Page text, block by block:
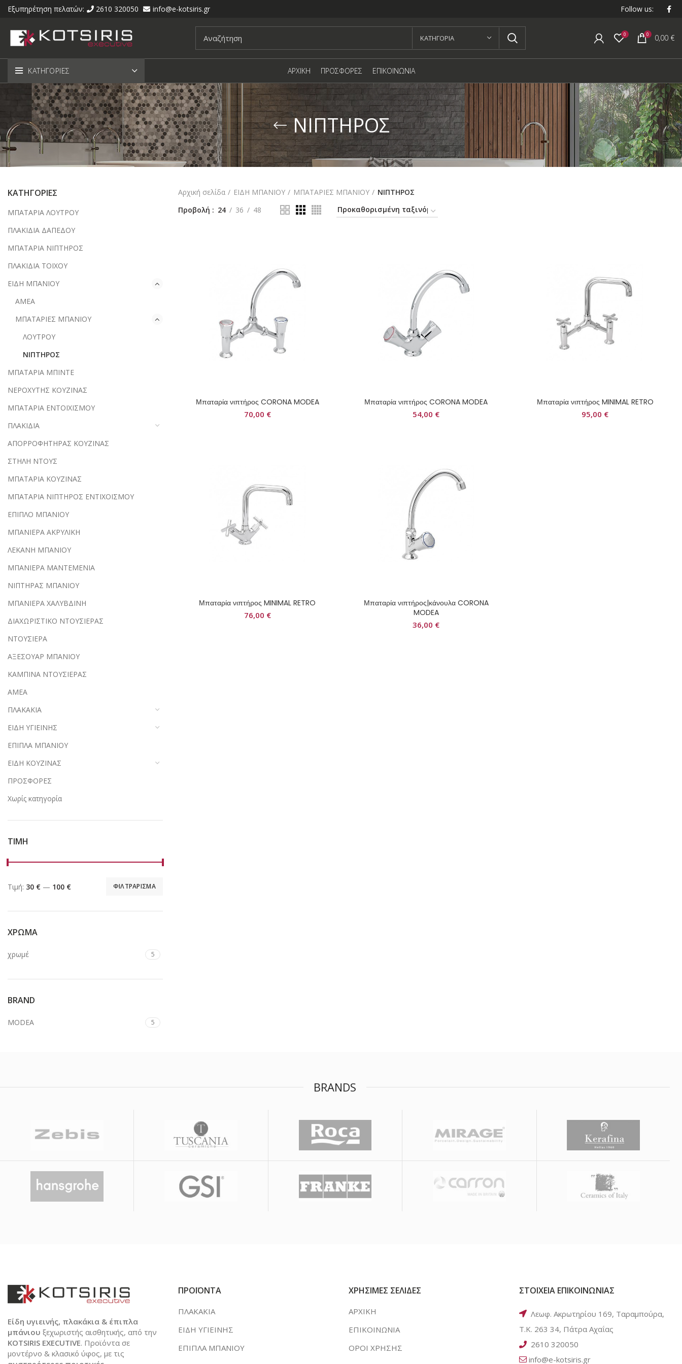
Εξυπηρέτηση πελατών: 2610 320050 info@e-kotsiris.gr Follow us:
KΑΤΗΓΟΡΙΑ 0 0 0,00 €
ΚΑΤΗΓΟΡΙΕΣ ΑΡΧΙΚΗ ΠΡΟΣΦΟΡΕΣ ΕΠΙΚΟΙΝΩΝΙΑ
ΝΙΠΤΗΡΟΣ
ΚΑΤΗΓΟΡΙΕΣ
ΜΠΑΤΑΡΙΑ ΛΟΥΤΡΟΥ
ΠΛΑΚΙΔΙΑ ΔΑΠΕΔΟΥ
ΜΠΑΤΑΡΙΑ ΝΙΠΤΗΡΟΣ
ΠΛΑΚΙΔΙΑ ΤΟΙΧΟΥ
ΕΙΔΗ ΜΠΑΝΙΟΥ
ΑΜΕΑ
ΜΠΑΤΑΡΙΕΣ ΜΠΑΝΙΟΥ
ΛΟΥΤΡΟΥ
ΝΙΠΤΗΡΟΣ
ΜΠΑΤΑΡΙΑ ΜΠΙΝΤΕ
ΝΕΡΟΧΥΤΗΣ ΚΟΥΖΙΝΑΣ
ΜΠΑΤΑΡΙΑ ΕΝΤΟΙΧΙΣΜΟΥ
ΠΛΑΚΙΔΙΑ
ΑΠΟΡΡΟΦΗΤΗΡΑΣ ΚΟΥΖΙΝΑΣ
ΣΤΗΛΗ ΝΤΟΥΣ
ΜΠΑΤΑΡΙΑ ΚΟΥΖΙΝΑΣ
ΜΠΑΤΑΡΙΑ ΝΙΠΤΗΡΟΣ ΕΝΤΙΧΟΙΣΜΟΥ
ΕΠΙΠΛΟ ΜΠΑΝΙΟΥ
ΜΠΑΝΙΕΡΑ ΑΚΡΥΛΙΚΗ
ΛΕΚΑΝΗ ΜΠΑΝΙΟΥ
ΜΠΑΝΙΕΡΑ ΜΑΝΤΕΜΕΝΙΑ
ΝΙΠΤΗΡΑΣ ΜΠΑΝΙΟΥ
ΜΠΑΝΙΕΡΑ ΧΑΛΥΒΔΙΝΗ
ΔΙΑΧΩΡΙΣΤΙΚΟ ΝΤΟΥΣΙΕΡΑΣ
ΝΤΟΥΣΙΕΡΑ
ΑΞΕΣΟΥΑΡ ΜΠΑΝΙΟΥ
ΚΑΜΠΙΝΑ ΝΤΟΥΣΙΕΡΑΣ
ΑΜΕΑ
ΠΛΑΚΑΚΙΑ
ΕΙΔΗ ΥΓΙΕΙΝΗΣ
ΕΠΙΠΛΑ ΜΠΑΝΙΟΥ
ΕΙΔΗ ΚΟΥΖΙΝΑΣ
ΠΡΟΣΦΟΡΕΣ
Χωρίς κατηγορία
ΤΙΜΗ
ΦΙΛΤΡΑΡΙΣΜΑ
Τιμή: 30 € — 100 €
ΧΡΩΜΑ
χρωμέ 5
BRAND
MODEA 5
Αρχική σελίδα ΕΙΔΗ ΜΠΑΝΙΟΥ ΜΠΑΤΑΡΙΕΣ ΜΠΑΝΙΟΥ
ΝΙΠΤΗΡΟΣ
Προβολή
24 36 48
Μπαταρία νιπτήρος CORONA MODEA
70,00 €
Μπαταρία νιπτήρος CORONA MODEA
54,00 €
Μπαταρία νιπτήρος MINIMAL RETRO
95,00 €
Μπαταρία νιπτήρος MINIMAL RETRO
76,00 €
Μπαταρία νιπτήρος|κάνουλα CORONA
MODEA
36,00 €
BRANDS
Είδη υγιεινής, πλακάκια & έπιπλα
μπάνιου ξεχωριστής αισθητικής, από την
KOTSIRIS EXECUTIVE. Προϊόντα σε
μοντέρνο & κλασικό ύφος, με τις
ΠΡΟΪΟΝΤΑ
ΠΛΑΚΑΚΙΑ
ΕΙΔΗ ΥΓΙΕΙΝΗΣ
ΕΠΙΠΛΑ ΜΠΑΝΙΟΥ
ΧΡΗΣΙΜΕΣ ΣΕΛΙΔΕΣ
ΑΡΧΙΚΗ
ΕΠΙΚΟΙΝΩΝΙΑ
ΟΡΟΙ ΧΡΗΣΗΣ
ΣΤΟΙΧΕΙΑ ΕΠΙΚΟΙΝΩΝΙΑΣ
Λεωφ. Ακρωτηρίου 169, Ταραμπούρα,
Τ.Κ. 263 34, Πάτρα Αχαΐας
2610 320050
info@e-kotsiris.gr